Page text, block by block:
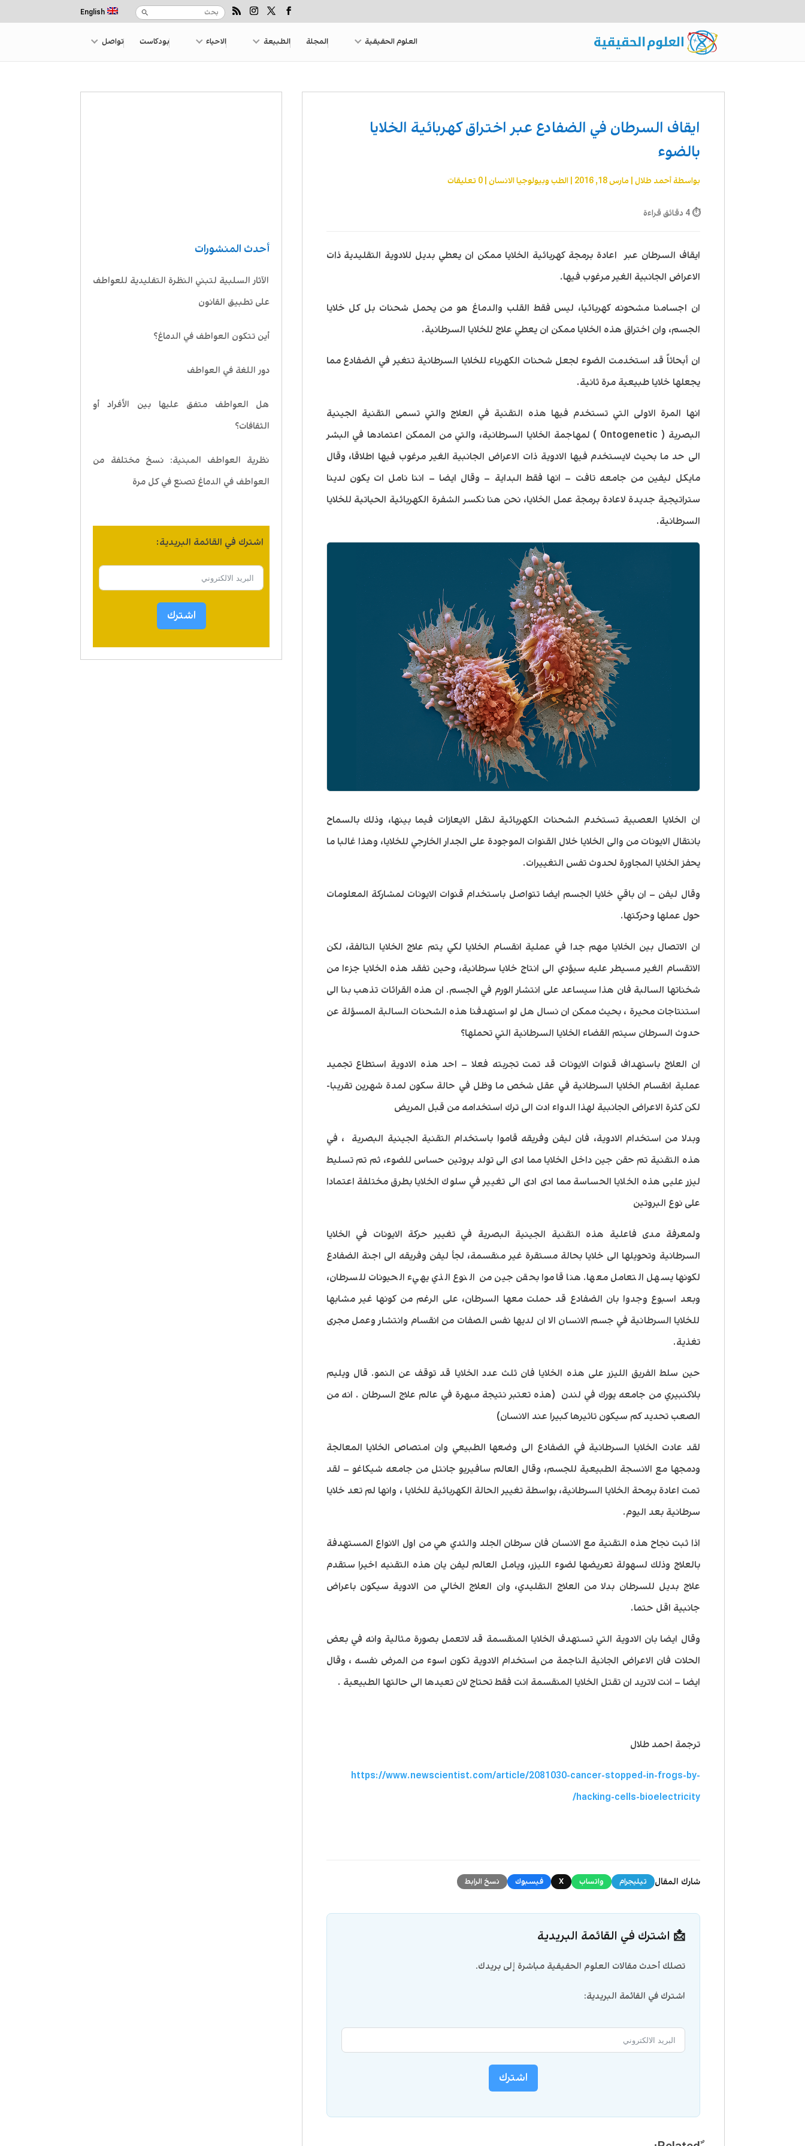
English
العلوم الحقيقية المجلة الطبيعة الاحياء بودكاست تواصل
أحدث المنشورات
الآثار السلبية لتبني النظرة التقليدية للعواطف
على تطبيق القانون
أين تتكون العواطف في الدماغ؟
دور اللغة في العواطف
هل العواطف متفق عليها بين الأفراد أو
الثقافات؟
نظرية العواطف المبنية: نسخ مختلفة من
العواطف في الدماغ تصنع في كل مرة
اشترك في القائمة البريدية:
اشترك
ايقاف السرطان في الضفادع عبر اختراق كهربائية الخلايا
بالضوء
بواسطةأحمد طلال | مارس 18, 2016 |الطب وبيولوجيا الانسان |0 تعليقات
⏱ 4 دقائق قراءة
ايقاف السرطان عبر اعادة برمجة كهربائية الخلايا ممكن ان يعطي بديل للادوية التقليدية ذات
الاعراض الجانبية الغير مرغوب فيها.
ان اجسامنا مشحونه كهربائيا، ليس فقط القلب والدماغ هو من يحمل شحنات بل كل خلايا
الجسم، وان اختراق هذه الخلايا ممكن ان يعطي علاج للخلايا السرطانية.
ان أبحاثاً قد استخدمت الضوء لجعل شحنات الكهرباء للخلايا السرطانية تتغير في الضفادع مما
يجعلها خلايا طبيعية مرة ثانية.
انها المرة الاولى التي تستخدم فيها هذه التقنية في العلاج والتي تسمى التقنية الجينية
البصرية ( Ontogenetic ) لمهاجمة الخلايا السرطانية، والتي من الممكن اعتمادها في البشر
الى حد ما بحيث لايستخدم فيها الادوية ذات الاعراض الجانبية الغير مرغوب فيها اطلاقا، وقال
مايكل ليفين من جامعه تافت – انها فقط البداية – وقال ايضا – اننا نامل ات يكون لدينا
ستراتيجية جديدة لاعادة برمجة عمل الخلايا، نحن هنا نكسر الشفرة الكهربائية الحياتية للخلايا
السرطانية.
ان الخلايا العصبية تستخدم الشحنات الكهربائية لنقل الايعازات فيما بينها، وذلك بالسماح
بانتقال الايونات من والى الخلايا خلال القنوات الموجودة على الجدار الخارجي للخلايا، وهذا غالبا ما
يحفز الخلايا المجاورة لحدوث تفس التغييرات.
وقال ليفن – ان باقي خلايا الجسم ايضا تتواصل باستخدام قنوات الايونات لمشاركة المعلومات
حول عملها وحركتها.
ان الاتصال بين الخلايا مهم جدا في عملية انقسام الخلايا لكي يتم علاج الخلايا التالفة، لكن
الاتقسام الغير مسيطر عليه سيؤدي الى انتاج خلايا سرطانية، وحين تفقد هذه الخلايا جزءا من
شخناتها السالبة فان هذا سيساعد على انتشار الورم في الجسم. ان هذه القرائات تذهب بنا الى
استنتاجات محيرة ، بحيث ممكن ان نسال هل لو استهدفنا هذه الشحنات السالبة المسؤلة عن
حدوث السرطان سيتم القضاء الخلايا السرطانية التي تحملها؟
ان العلاج باستهداف قنوات الايونات قد تمت تجربته فعلا – احد هذه الادوية استطاع تجميد
عملية انقسام الخلايا السرطانية في عقل شخص ما وظل في حالة سكون لمدة شهرين تقريبا-
لكن كثرة الاعراض الجانبية لهذا الدواء ادت الى ترك استخدامه من قبل المريض
وبدلا من استخدام الادوية، فان ليفن وفريقه قاموا باستخدام التقنية الجينية البصرية ، في
هذه التقنية تم حقن جين داخل الخلايا مما ادى الى تولد بروتين حساس للضوء، ثم تم تسليط
ليزر عليى هذه الخلايا الحساسة مما ادى ادى الى تغيير في سلوك الخلايا بطرق مختلفة اعتمادا
على نوع البروتين
ولمعرفة مدى فاعلية هذه التقنية الجينية البصرية في تغيير حركة الايونات في الخلايا
السرطانية وتحويلها الى خلايا بحالة مستقرة غير منقسمة، لجأ ليفن وفريقه الى اجنة الضفادع
لكونها يسهل التعامل معها. هنا قاموا بحقن جين من النوع الذي يهيء الحيونات للسرطان،
وبعد اسبوع وجدوا بان الضفادع قد حملت معها السرطان، على الرغم من كونها غير مشابها
للخلايا السرطانية في جسم الانسان الا ان لديها نفس الصفات من انقسام وانتشار وعمل مجرى
تغذية.
حين سلط الفريق الليزر على هذه الخلايا فان ثلث عدد الخلايا قد توقف عن النمو. قال ويليم
بلاكنبيري من جامعه يورك في لندن (هذه تعتبر نتيجة مبهرة في عالم علاج السرطان . انه من
الصعب تحديد كم سيكون تاثيرها كبيرا عند الانسان)
لقد عادت الخلايا السرطانية في الضفادع الى وضعها الطبيعي وان امتصاص الخلايا المعالجة
ودمجها مع الانسجة الطبيعية للجسم، وقال العالم سافيريو جانتل من جامعه شيكاغو – لقد
تمت اعادة برمحة الخلايا السرطانية، بواسطة تغيير الحالة الكهربائية للخلايا ، وانها لم تعد خلايا
سرطانية بعد اليوم.
اذا ثبت نجاح هذه التقنية مع الانسان فان سرطان الجلد والثدي هي من اول الانواع المستهدفة
بالعلاج وذلك لسهولة تعريضها لضوء الليزر، ويامل العالم ليفن يان هذه التقنيه اخيرا ستقدم
علاج بديل للسرطان بدلا من العلاج التقليدي، وان العلاج الخالي من الادوية سيكون باعراض
جانبية اقل حتما.
وقال ايضا بان الادوية التي تستهدف الخلايا المنقسمة قد لاتعمل بصورة مثالية وانه في بعض
الحلات فان الاعراض الجانية الناجمة من استخدام الادوية تكون اسوء من المرض نفسه ، وقال
ايضا – انت لاتريد ان تقتل الخلايا المنقسمة انت فقط تحتاج لان تعيدها الى حالتها الطبيعية .
ترجمة احمد طلال
https://www.newscientist.com/article/2081030-cancer-stopped-in-frogs-by-
hacking-cells-bioelectricity/
شارك المقال تيليجرام واتساب X فيسبوك نسخ الرابط
📩 اشترك في القائمة البريدية
تصلك أحدث مقالات العلوم الحقيقية مباشرة إلى بريدك.
اشترك في القائمة البريدية:
اشترك